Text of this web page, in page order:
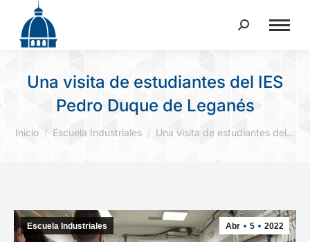
Buscar:
Una visita de estudiantes del IES
Pedro Duque de Leganés
Estás aquí:
Inicio Escuela Industriales Una visita de estudiantes del…
Abr 5 2022
Escuela Industriales